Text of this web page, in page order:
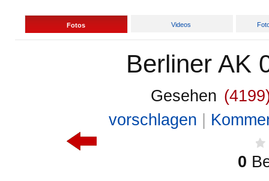
Fotos Videos
Berliner AK
Gesehen
vorschlagen
0